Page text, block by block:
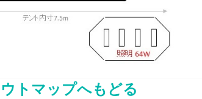
トマップへもどる